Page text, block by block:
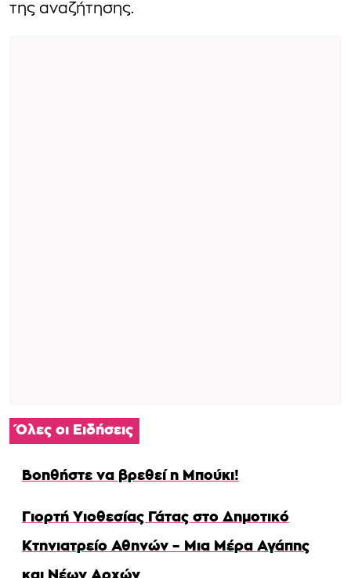
της αναζήτησης.
Όλες οι Ειδήσεις
Βοηθήστε να βρεθεί η Μπούκι!
Γιορτή Υιοθεσίας Γάτας στο Δημοτικό
Κτηνιατρείο Αθηνών – Μια Μέρα Αγάπης
και Νέων Αρχών